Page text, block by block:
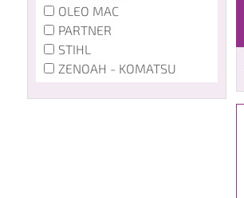
OLEO MAC
PARTNER
STIHL
ZENOAH - KOMATSU